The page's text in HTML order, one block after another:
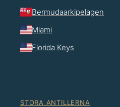
Bermudaarkipelagen
Miami
Florida Keys
STORA ANTILLERNA